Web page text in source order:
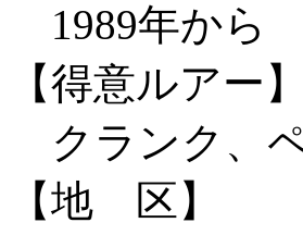
1989年から
【得意ルアー】
クランク、
【地 区】